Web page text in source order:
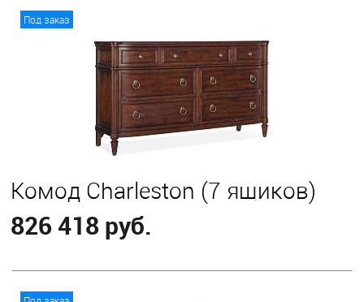
Под заказ
Комод Charleston (7 ящиков)
826 418 руб.